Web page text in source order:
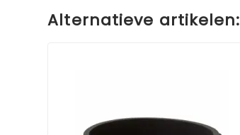
Alternatieve artikelen: